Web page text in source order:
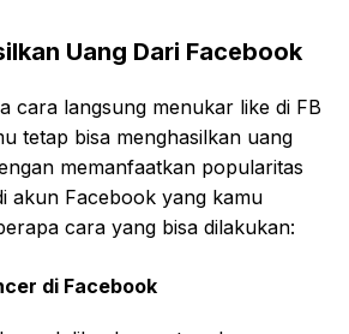
Uang Dari Facebook
cara langsung menukar like di FB
tetap bisa menghasilkan uang
memanfaatkan popularitas
akun Facebook yang kamu
cara yang bisa dilakukan:
di Facebook